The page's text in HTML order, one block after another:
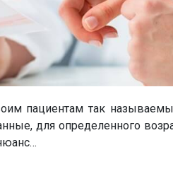
пациентам так
для определенного